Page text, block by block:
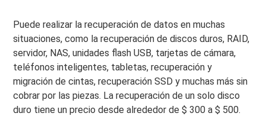
Puede realizar la recuperación de datos en muchas
situaciones, como la recuperación de discos duros, RAID,
servidor, NAS, unidades flash USB, tarjetas de cámara,
teléfonos inteligentes, tabletas, recuperación y
migración de cintas, recuperación SSD y muchas más sin
cobrar por las piezas. La recuperación de un solo disco
duro tiene un precio desde alrededor de $ 300 a $ 500.